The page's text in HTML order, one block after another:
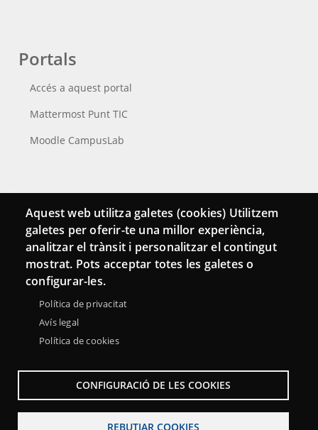
Portals
Accés a aquest portal
Mattermost Punt TIC
Moodle CampusLab
Connecta
Bustia de contacte
Butlletins
Aquest web utilitza galetes (cookies) Utilitzem
galetes per oferir-te una millor experiència,
analitzar el trànsit i personalitzar el contingut
mostrat. Pots acceptar totes les galetes o
configurar-les.
Política de privacitat
Avís legal
Política de cookies
CONFIGURACIÓ DE LES COOKIES
REBUTJAR COOKIES